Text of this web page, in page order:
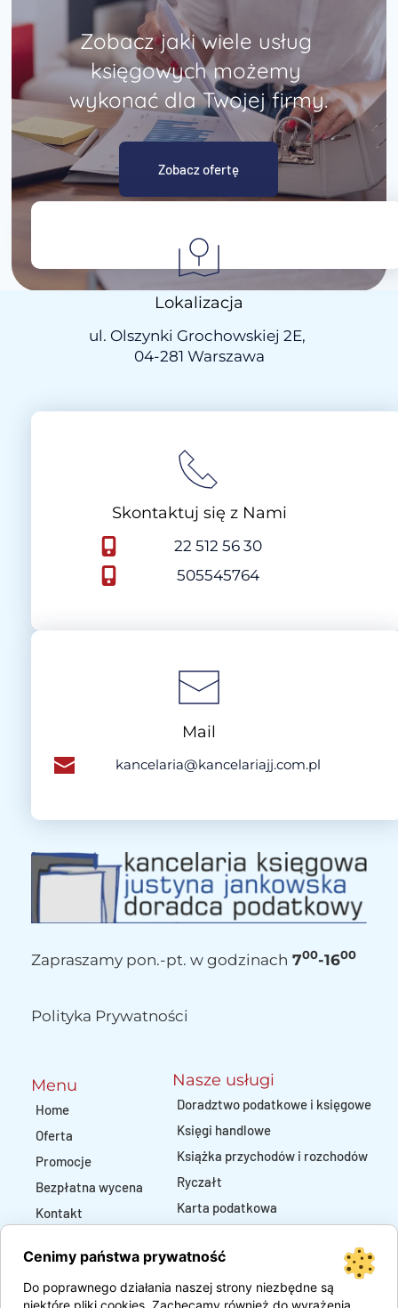
Zobacz jaki wiele usług
księgowych możemy
wykonać dla Twojej firmy.
Zobacz ofertę
Lokalizacja
ul. Olszynki Grochowskiej 2E,
04-281 Warszawa
Skontaktuj się z Nami
22 512 56 30
505545764
Mail
kancelaria@kancelariajj.com.pl
Zapraszamy pon.-pt. w godzinach 700-1600
Polityka Prywatności
Menu
Home
Oferta
Promocje
Bezpłatna wycena
Kontakt
Nasze usługi
Doradztwo podatkowe i księgowe
Księgi handlowe
Książka przychodów i rozchodów
Ryczałt
Karta podatkowa
Kadry i płace
Pozostałe usługi
Cenimy państwa prywatność
Do poprawnego działania naszej strony niezbędne są
niektóre pliki cookies. Zachęcamy również do wyrażenia